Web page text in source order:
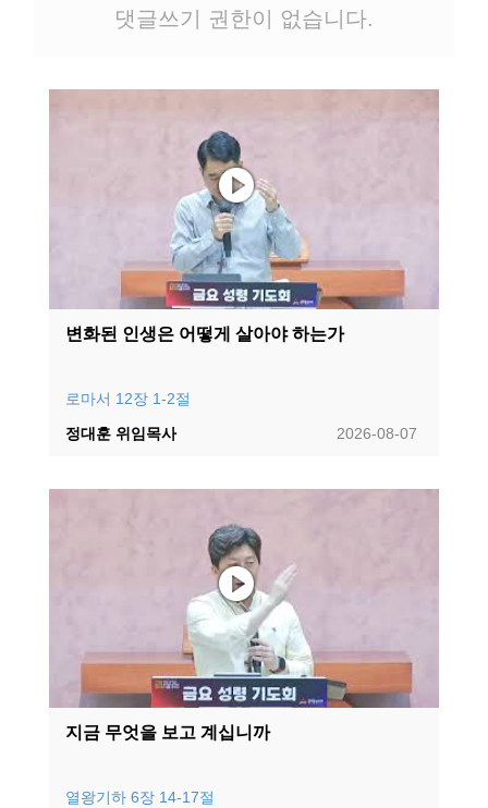
댓글쓰기 권한이 없습니다.
변화된 인생은 어떻게 살아야 하는가
로마서 12장 1-2절
2026-08-07
정대훈 위임목사
지금 무엇을 보고 계십니까
열왕기하 6장 14-17절